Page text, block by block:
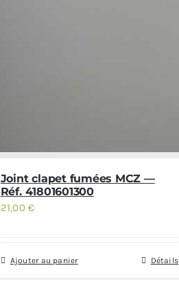
Joint clapet fumées MCZ —
Réf. 41801601300
21,00€
Ajouter au panier Détails